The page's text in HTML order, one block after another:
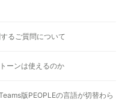
るご質問について
ーンは使えるのか
版PEOPLEの言語が切替わら